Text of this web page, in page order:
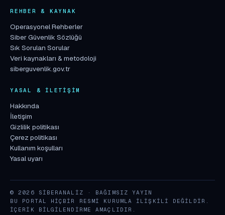
REHBER & KAYNAK
Operasyonel Rehberler
Siber Güvenlik Sözlüğü
Sık Sorulan Sorular
Veri kaynakları & metodoloji
siberguvenlik.gov.tr
YASAL & İLETIŞIM
Hakkında
İletişim
Gizlilik politikası
Çerez politikası
Kullanım koşulları
Yasal uyarı
© 2026 SIBERANALIZ · BAĞIMSIZ YAYIN
BU PORTAL HIÇBIR RESMI KURUMLA ILIŞKILI DEĞILDIR.
İÇERIK BILGILENDIRME AMAÇLIDIR.